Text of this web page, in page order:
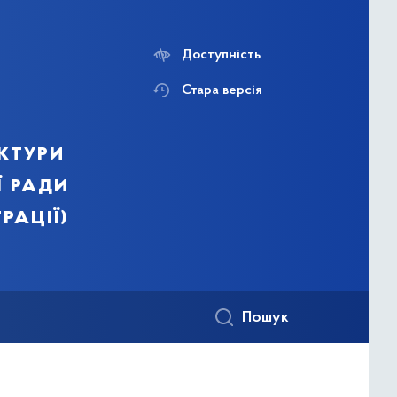
ради
Доступність
Стара версія
Пошук